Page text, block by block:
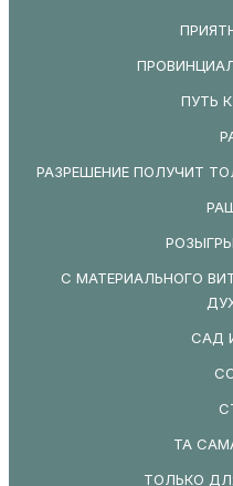
ПУТЬ
РАЗРЕШЕНИЕ ПОЛУЧИТ
С МАТЕРИАЛЬНОГО
САД
ТА
ТОЛЬКО ДЛЯ